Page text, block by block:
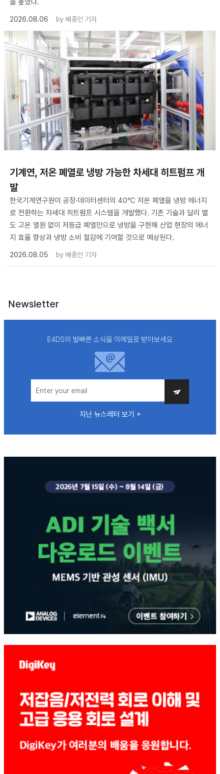
을 높였다.
2026.08.06
by 배종인 기자
기계연, 저온 폐열로 냉방 가능한 차세대 히트펌프 개
발
한국기계연구원이 공장·데이터센터의 40℃ 저온 폐열을 냉방 에너지
로 전환하는 차세대 히트펌프 시스템을 개발했다. 기존 기술과 달리 별
도 고온 열원 없이 저등급 폐열만으로 냉방을 구현해 산업 현장의 에너
지 효율 향상과 냉방 소비 절감에 기여할 것으로 예상된다.
2026.08.05
by 배종인 기자
Newsletter
E4DS의 발빠른 소식을 이메일로 받아보세요
지난 뉴스레터 보기 +